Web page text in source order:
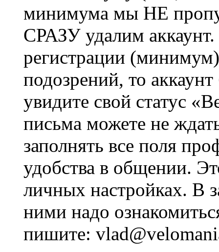
минимума мы НЕ
СРАЗУ удалим
регистрации
подозрений, то
увидите свой статус
письма можете не
заполнять все поля
удобства в общении.
личных настройках. В
ними надо
пишите: